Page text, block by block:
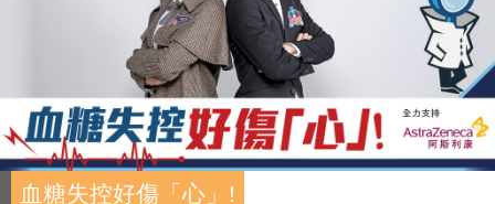
血糖失控好傷「心」!